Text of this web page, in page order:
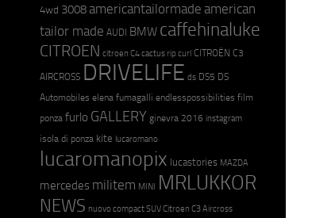
4wd 3008americantailormade american
tailor made AUDI BMW caffehinaluke
CITROEN citroen C4 cactus rip curl CITROËN C3
AIRCROSS DRIVELIFE ds DS5 DS
Automobiles elena fumagalli endlesspossibilities film
ponza furlo GALLERY ginevra 2016 instagram
isola di ponza kite lucaromano
lucaromanopix lucastories MAZDA
mercedes militem MINI MRLUKKOR
NEWS nuovo compact SUV Citroen C3 Aircross